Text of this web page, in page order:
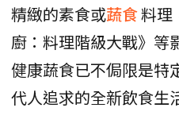
精緻的素食或蔬食料理
廚：料理階級大戰》等
健康蔬食已不侷限是特
代人追求的全新飲食生